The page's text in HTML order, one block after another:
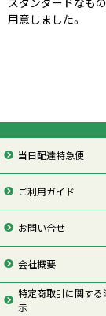
用意しました。
当日配達特急便
ご利用ガイド
お問い合せ
会社概要
特定商取引に関す
示